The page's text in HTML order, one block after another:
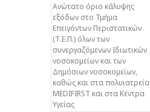
Ανώτατο όριο κάλυψης
εξόδων στο Τμήμα
Επειγόντων Περιστατικών
(Τ.Ε.Π.) όλων των
συνεργαζόμενων Ιδιωτικών
νοσοκομείων και των
Δημόσιων νοσοκομείων,
καθώς και στα πολυιατρεία
MEDIFIRST και στα Κέντρα
Υγείας